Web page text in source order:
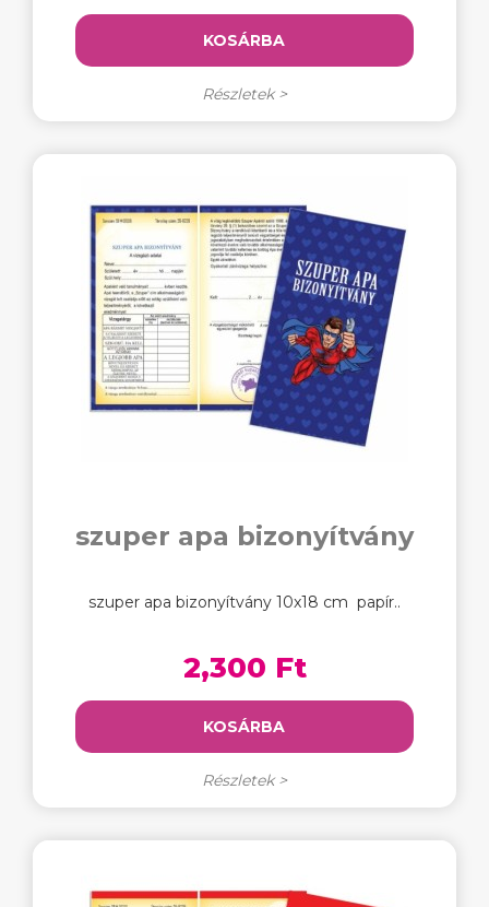
KOSÁRBA
Részletek >
szuper apa bizonyítvány
szuper apa bizonyítvány 10x18 cm papír..
2,300 Ft
KOSÁRBA
Részletek >